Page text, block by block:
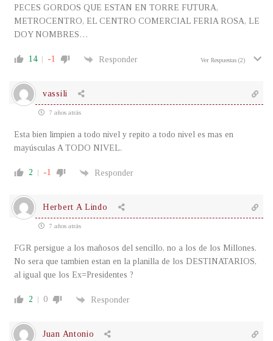
PECES GORDOS QUE ESTAN EN TORRE FUTURA,
METROCENTRO, EL CENTRO COMERCIAL FERIA ROSA, LE
DOY NOMBRES…
14 -1 Responder Ver Respuestas (2)
vassili
7 años atrás
Esta bien limpien a todo nivel y repito a todo nivel es mas en
mayúsculas A TODO NIVEL.
2 -1 Responder
Herbert A Lindo
7 años atrás
FGR persigue a los mañosos del sencillo, no a los de los Millones.
No sera que tambien estan en la planilla de los DESTINATARIOS,
al igual que los Ex=Presidentes ?
2 0 Responder
Juan Antonio